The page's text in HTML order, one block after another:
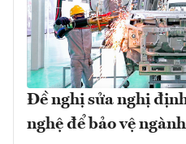
Đề nghị sửa nghị
nghệ để bảo vệ